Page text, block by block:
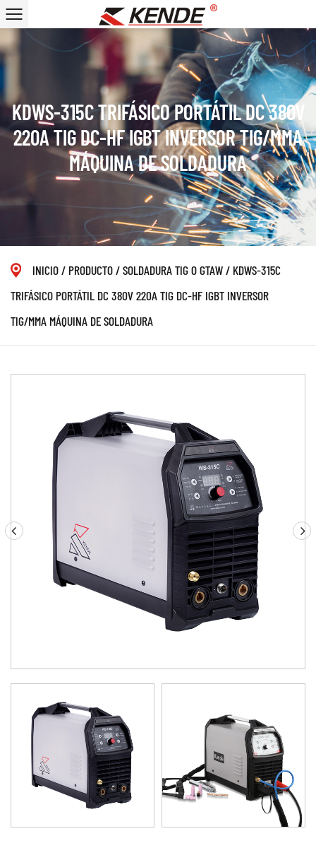
KDWS-315C TRIFÁSICO PORTÁTIL DC 380V
220A TIG DC-HF IGBT INVERSOR TIG/MMA
MÁQUINA DE SOLDADURA
INICIO/ PRODUCTO/SOLDADURA TIG O GTAW/ KDWS-315C
TRIFÁSICO PORTÁTIL DC 380V 220A TIG DC-HF IGBT INVERSOR
TIG/MMA MÁQUINA DE SOLDADURA